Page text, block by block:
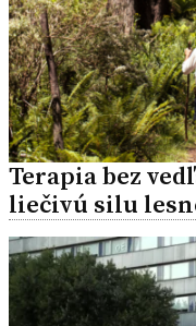
Terapia bez
liečivú silu